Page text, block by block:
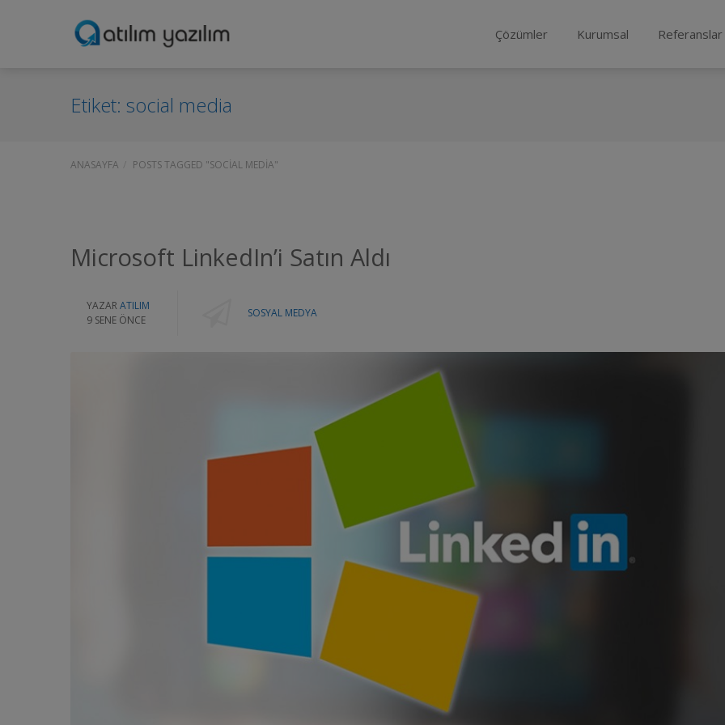
Çözümler Kurumsal Referanslar
Etiket: social media
ANASAYFA POSTS TAGGED "SOCIAL MEDIA"
Microsoft LinkedIn’i Satın Aldı
YAZAR ATILIM
9 SENE ÖNCE
SOSYAL MEDYA